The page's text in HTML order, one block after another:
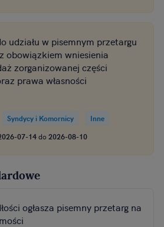
udziału w pisemnym przetargu
obowiązkiem wniesienia
zorganizowanej części
prawa własności
Syndycy i Komornicy
Inne
07-14do 2026-08-10
ogłasza pisemny przetarg na